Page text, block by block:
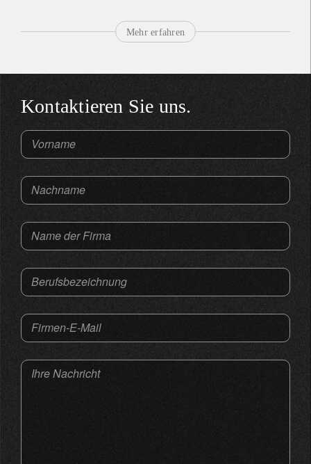
Mehr erfahren
Kontaktieren Sie uns.
Vorname
Nachname
Name der Firma
Berufsbezeichnung
Firmen-E-Mail
Ihre Nachricht